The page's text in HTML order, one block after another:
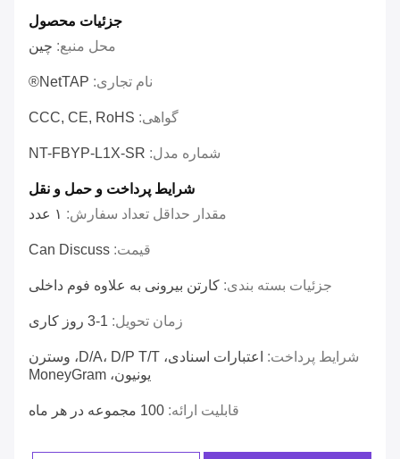
جزئیات محصول
محل منبع: چین
نام تجاری: NetTAP®
گواهی: CCC, CE, RoHS
شماره مدل: NT-FBYP-L1X-SR
شرایط پرداخت و حمل و نقل
مقدار حداقل تعداد سفارش: ۱ عدد
قیمت: Can Discuss
جزئیات بسته بندی: کارتن بیرونی به علاوه فوم داخلی
زمان تحویل: 1-3 روز کاری
شرایط پرداخت:
اعتبارات اسنادی، D/A، D/P T/T، وسترن
یونیون، MoneyGram
قابلیت ارائه: 100 مجموعه در هر ماه